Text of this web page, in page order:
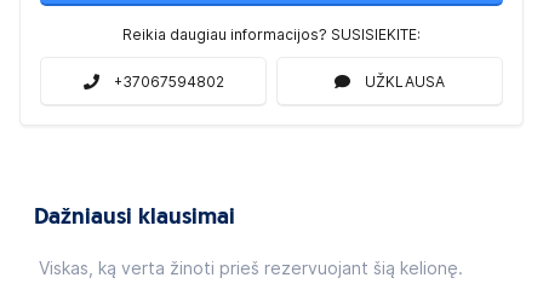
Reikia daugiau informacijos? SUSISIEKITE:
+37067594802 UŽKLAUSA
Dažniausi klausimai
Viskas, ką verta žinoti prieš rezervuojant šią kelionę.